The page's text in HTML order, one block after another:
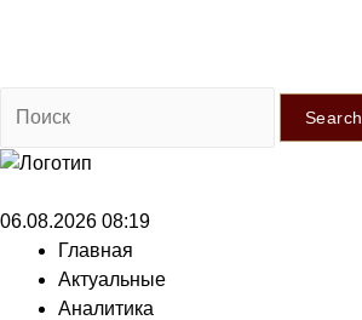
Search
06.08.2026 08:19
Главная
Актуальные
Аналитика